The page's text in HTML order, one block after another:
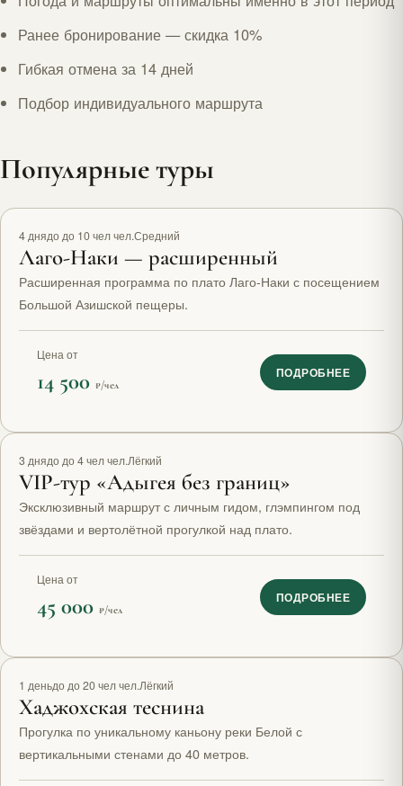
Ранее бронирование — скидка 10%
Гибкая отмена за 14 дней
Подбор индивидуального маршрута
Популярные туры
Рекомендуем
4 днядо до 10 чел чел.Средний
Лаго-Наки — расширенный
Расширенная программа по плато Лаго-Наки с посещением
Большой Азишской пещеры.
Цена от
14 500 ₽/чел
ПОДРОБНЕЕ
VIP
3 днядо до 4 чел чел.Лёгкий
VIP-тур «Адыгея без границ»
Эксклюзивный маршрут с личным гидом, глэмпингом под
звёздами и вертолётной прогулкой над плато.
Цена от
45 000 ₽/чел
ПОДРОБНЕЕ
1 деньдо до 20 чел чел.Лёгкий
Хаджохская теснина
Прогулка по уникальному каньону реки Белой с
вертикальными стенами до 40 метров.